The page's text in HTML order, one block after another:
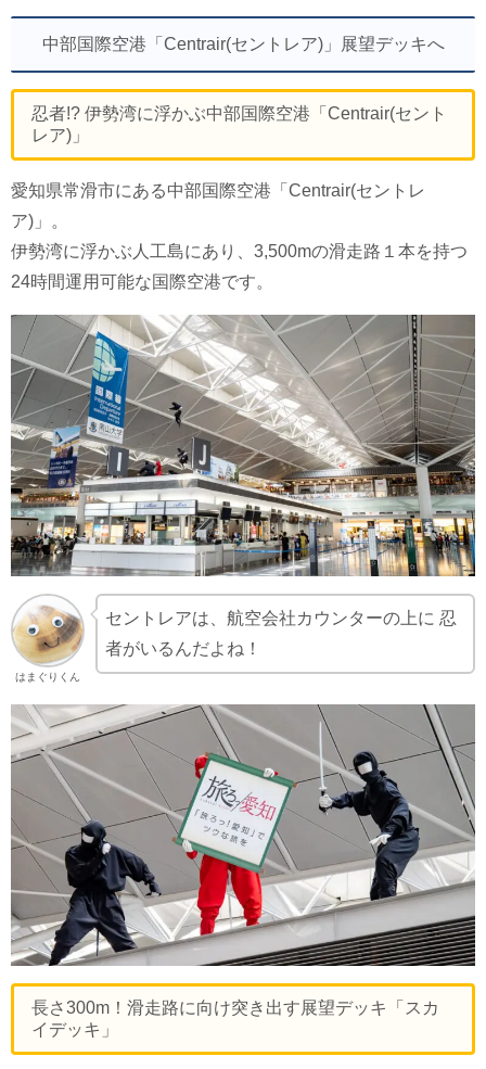
中部国際空港「Centrair(セントレア)」展望デッキへ
忍者!? 伊勢湾に浮かぶ中部国際空港「Centrair(セント
レア)」
愛知県常滑市にある中部国際空港「Centrair(セントレ
ア)」。
伊勢湾に浮かぶ人工島にあり、3,500mの滑走路１本を持つ
24時間運用可能な国際空港です。
はまぐりくん
セントレアは、航空会社カウンターの上に 忍
者がいるんだよね！
長さ300m！滑走路に向け突き出す展望デッキ「スカ
イデッキ」